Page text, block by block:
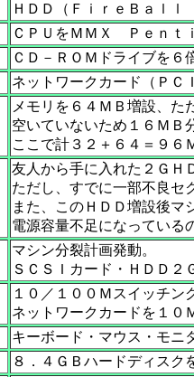
ＨＤＤ（ＦｉｒｅＢａｌ
ＣＰＵをＭＭＸ Ｐｅｎｔ
ＣＤ－ＲＯＭドライブを６
ネットワークカード（ＰＣ
メモリを６４ＭＢ増設、た
空いていないため１６ＭＢ
ここで計３２＋６４＝９６
友人から手に入れた２ＧＨ
ただし、すでに一部不良セ
また、このＨＤＤ増設後マ
電源容量不足になっている
マシン分裂計画発動。
ＳＣＳＩカード・ＨＤＤ２
１０／１００Ｍスイッチン
ネットワークカードを１０
キーボード・マウス・モニ
８．４ＧＢハードディスク